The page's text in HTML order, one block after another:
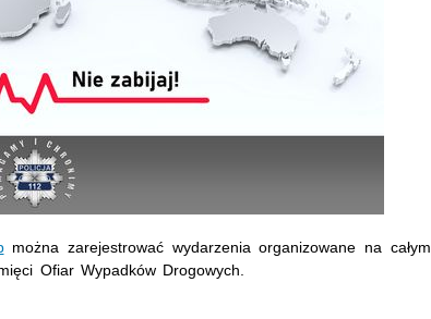
można zarejestrować wydarzenia organizowane na całym
Ofiar Wypadków Drogowych.